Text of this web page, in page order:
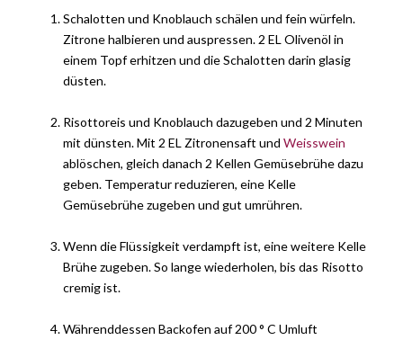
Schalotten und Knoblauch schälen und fein würfeln.
Zitrone halbieren und auspressen. 2 EL Olivenöl in
einem Topf erhitzen und die Schalotten darin glasig
düsten.
Risottoreis und Knoblauch dazugeben und 2 Minuten
mit dünsten. Mit 2 EL Zitronensaft und Weisswein
ablöschen, gleich danach 2 Kellen Gemüsebrühe dazu
geben. Temperatur reduzieren, eine Kelle
Gemüsebrühe zugeben und gut umrühren.
Wenn die Flüssigkeit verdampft ist, eine weitere Kelle
Brühe zugeben. So lange wiederholen, bis das Risotto
cremig ist.
Währenddessen Backofen auf 200 ° C Umluft